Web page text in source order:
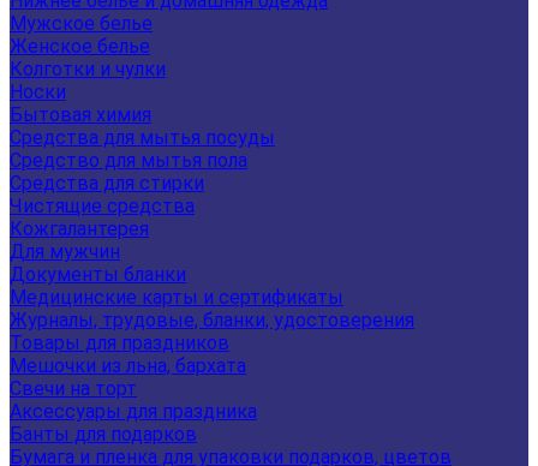
Мужское белье
Женское белье
Колготки и чулки
Носки
Бытовая химия
Средства для мытья посуды
Средство для мытья пола
Средства для стирки
Чистящие средства
Кожгалантерея
Для мужчин
Документы бланки
Медицинские карты и сертификаты
Журналы, трудовые, бланки, удостоверения
Товары для праздников
Мешочки из льна, бархата
Свечи на торт
Аксессуары для праздника
Банты для подарков
Бумага и пленка для упаковки подарков, цветов